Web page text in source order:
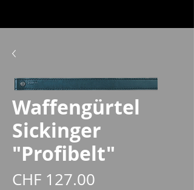
Waffengürtel
Sickinger
"Profibelt"
CHF 127.00